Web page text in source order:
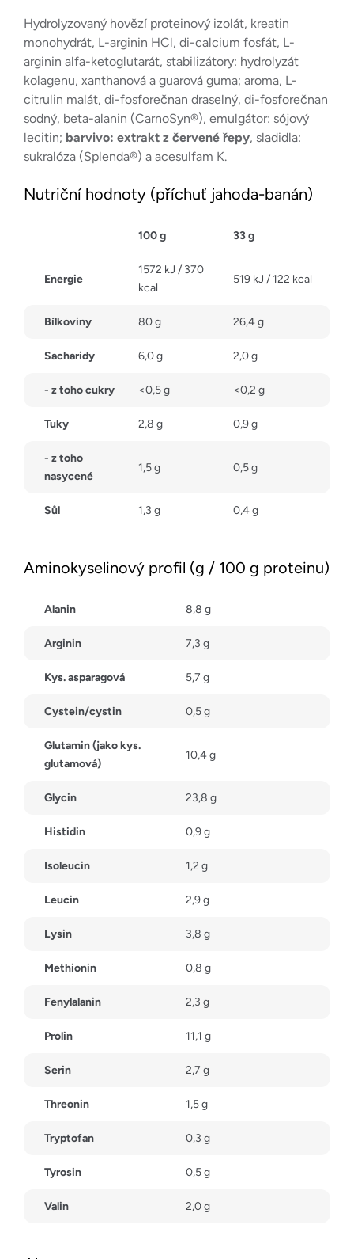
Hydrolyzovaný hovězí proteinový izolát, kreatin
monohydrát, L-arginin HCl, di-calcium fosfát, L-
arginin alfa-ketoglutarát, stabilizátory: hydrolyzát
kolagenu, xanthanová a guarová guma; aroma, L-
citrulin malát, di-fosforečnan draselný, di-fosforečnan
sodný, beta-alanin (CarnoSyn®), emulgátor: sójový
lecitin; barvivo: extrakt z červené řepy, sladidla:
sukralóza (Splenda®) a acesulfam K.
Nutriční hodnoty (příchuť jahoda-banán)
100 g 33 g
Energie
1572 kJ / 370
kcal
519 kJ / 122 kcal
Bílkoviny 80 g 26,4 g
Sacharidy 6,0 g 2,0 g
- z toho cukry <0,5 g <0,2 g
Tuky 2,8 g 0,9 g
- z toho
nasycené
1,5 g 0,5 g
Sůl 1,3 g 0,4 g
Aminokyselinový profil (g / 100 g proteinu)
Alanin 8,8 g
Arginin 7,3 g
Kys. asparagová 5,7 g
Cystein/cystin 0,5 g
Glutamin (jako kys.
glutamová)
10,4 g
Glycin 23,8 g
Histidin 0,9 g
Isoleucin 1,2 g
Leucin 2,9 g
Lysin 3,8 g
Methionin 0,8 g
Fenylalanin 2,3 g
Prolin 11,1 g
Serin 2,7 g
Threonin 1,5 g
Tryptofan 0,3 g
Tyrosin 0,5 g
Valin 2,0 g